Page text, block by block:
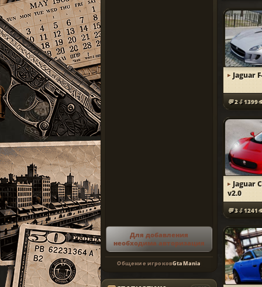
Для добавления
необходима авторизация
Общение игроковGtaMania
Jaguar
2 1399
Jaguar
v2.0
3 1241